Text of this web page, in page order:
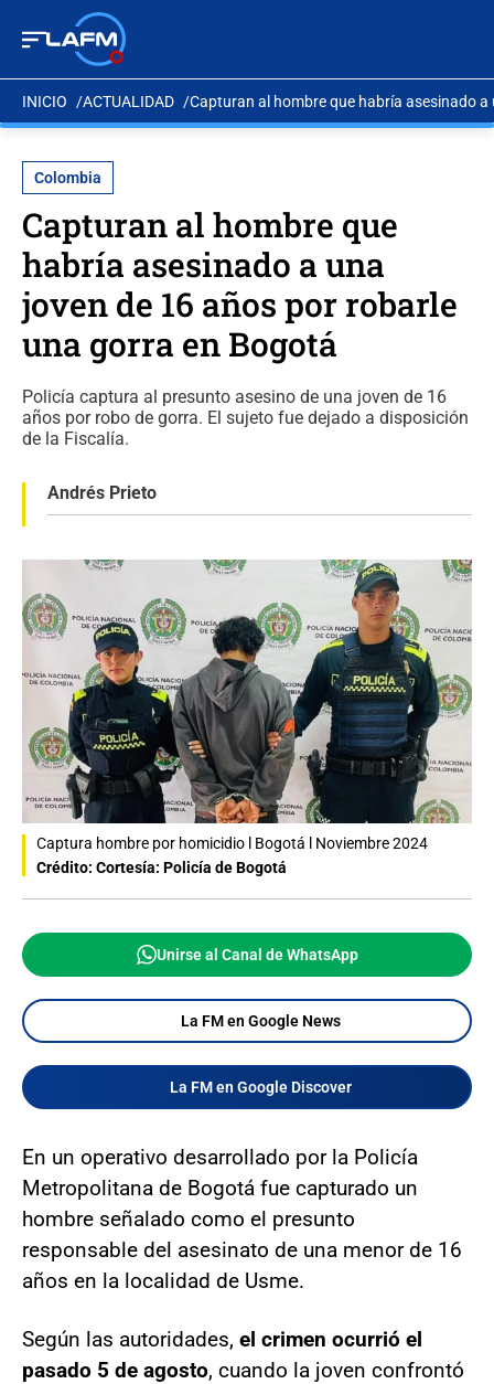
INICIO ACTUALIDAD Capturan al hombre que habría asesinado
Colombia
Capturan al hombre que
habría asesinado a una
joven de 16 años por robarle
una gorra en Bogotá
Policía captura al presunto asesino de una joven de 16
años por robo de gorra. El sujeto fue dejado a disposición
de la Fiscalía.
Andrés Prieto
Captura hombre por homicidio l Bogotá l Noviembre 2024
Crédito: Cortesía: Policía de Bogotá
Unirse al Canal de WhatsApp
La FM en Google News
La FM en Google Discover
En un operativo desarrollado por la Policía
Metropolitana de Bogotá fue capturado un
hombre señalado como el presunto
responsable del asesinato de una menor de 16
años en la localidad de Usme.
Según las autoridades, el crimen ocurrió el
pasado 5 de agosto, cuando la joven confrontó